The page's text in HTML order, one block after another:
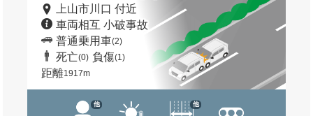
上山市川口 付近
車両相互 小破事故
普通乗用車(2)
死亡(0) 負傷(1)
距離1917m
他 他